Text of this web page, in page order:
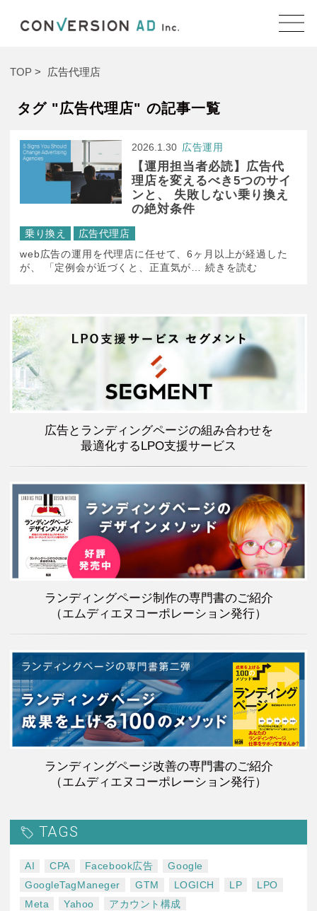
TOP 広告代理店
タグ "広告代理店" の記事一覧
2026.1.30 広告運用
【運用担当者必読】広告代
理店を変えるべき5つのサイ
ンと、 失敗しない乗り換え
の絶対条件
乗り換え
広告代理店
web広告の運用を代理店に任せて、6ヶ月以上が経過した
が、 「定例会が近づくと、正直気が… 続きを読む
広告とランディングページの組み合わせを
最適化するLPO支援サービス
ランディングページ制作の専門書のご紹介
（エムディエヌコーポレーション発行）
ランディングページ改善の専門書のご紹介
（エムディエヌコーポレーション発行）
TAGS
AI CPA Facebook広告
Google
GoogleTagManeger
GTM LOGICH LP
LPO
Meta
Yahoo
アカウント構成